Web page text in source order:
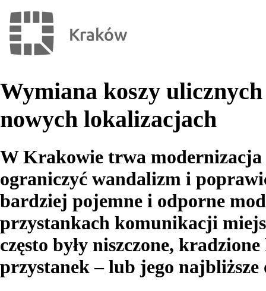
Wymiana koszy
nowych lokalizacjach
W Krakowie trwa modernizacja
ograniczyć wandalizm i
bardziej pojemne i odporne
przystankach komunikacji
często były niszczone,
przystanek – lub jego najbliższe